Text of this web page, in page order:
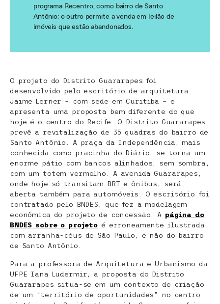
programa Recentro, como bairro de Santo
Antônio; o outro permite a venda em leilão de
imóveis que estão abandonados.
O projeto do Distrito Guararapes foi
desenvolvido pelo escritório de arquitetura
Jaime Lerner – com sede em Curitiba – e
apresenta uma proposta bem diferente do que
hoje é o centro do Recife. O Distrito Guararapes
prevê a revitalização de 35 quadras do bairro de
Santo Antônio. A praça da Independência, mais
conhecida como pracinha do Diário, se torna um
enorme pátio com bancos alinhados, sem sombra,
com um totem vermelho. A avenida Guararapes,
onde hoje só transitam BRT e ônibus, será
aberta também para automóveis. O escritório foi
contratado pelo BNDES, que fez a modelagem
econômica do projeto de concessão. A página do
BNDES sobre o projeto é erroneamente ilustrada
com arranha-céus de São Paulo, e não do bairro
de Santo Antônio.
Para a professora de Arquitetura e Urbanismo da
UFPE Iana Ludermir, a proposta do Distrito
Guararapes situa-se em um contexto de criação
de um “território de oportunidades” no centro